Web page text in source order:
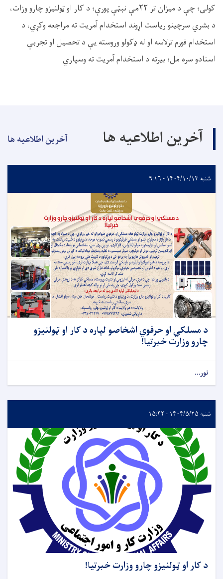
کولی؛ چې د میزان تر ۲۲مې نېټې پورې؛ د کار او ټولنیزو چارو وزات،
د بشري سرچینو ریاست اړوند استخدام آمریت ته مراجعه وکړي، د
استخدام فورم ترلاسه او له ډکولو وروسته یې د تحصیل او تجربې
اسنادو سره مل؛ بیرته د استخدام آمریت ته وسپاري
آخرین اطلاعیه ها آخرین اطلاعیه ها
شنبه ۱۴۰۴/۱۰/۱۳ - ۹:۱۶
د مسلکي او حرفوي اشخاصو لپاره د کار او ټولنیزو
چارو وزارت خبرتیا!
نور...
شنبه ۱۴۰۴/۵/۲۵ - ۱۵:۴۲
د کار او ټولنیزو چارو وزارت خبرتیا!